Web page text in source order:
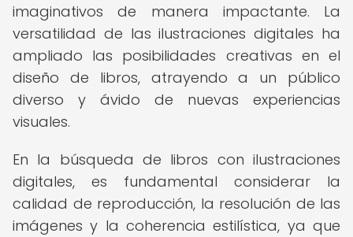
imaginativos de manera impactante. La
versatilidad de las ilustraciones digitales ha
ampliado las posibilidades creativas en el
diseño de libros, atrayendo a un público
diverso y ávido de nuevas experiencias
visuales.
En la búsqueda de libros con ilustraciones
digitales, es fundamental considerar la
calidad de reproducción, la resolución de las
imágenes y la coherencia estilística, ya que